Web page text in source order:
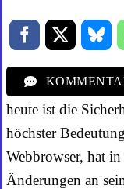
heute ist die
höchster
Webbrowser, hat
Änderungen an